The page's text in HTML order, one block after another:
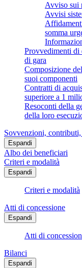
Avviso sui
Avvisi
somma
Provvedimenti di
di gara
Composizione
suoi componenti
Contratti di
superiore a 1
Resoconti della
della loro
Sovvenzioni,
Espandi
Albo dei beneficiari
Criteri e modalità
Espandi
Criteri e modalità
Atti di concessione
Espandi
Atti di
Bilanci
Espandi